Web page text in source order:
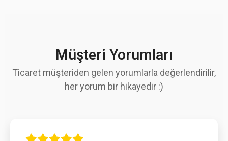
Müşteri Yorumları
Ticaret müşteriden gelen yorumlarla değerlendirilir,
her yorum bir hikayedir :)